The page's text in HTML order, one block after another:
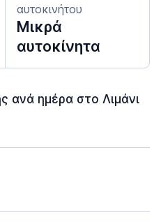
αυτοκινήτου
Μικρά
αυτοκίνητα
ανά ημέρα στο Λιμάνι